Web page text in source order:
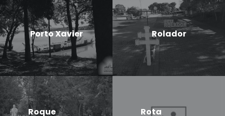
Porto Xavier Rolador
Roque Rota